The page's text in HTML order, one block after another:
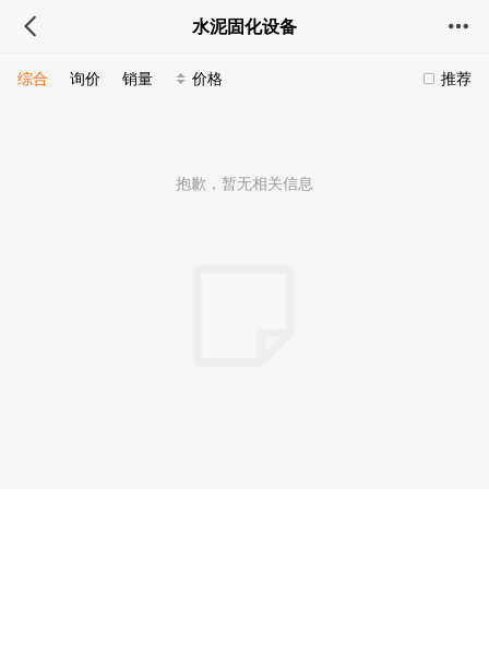
水泥固化设备
推荐
综合 询价 销量 价格
抱歉，暂无相关信息